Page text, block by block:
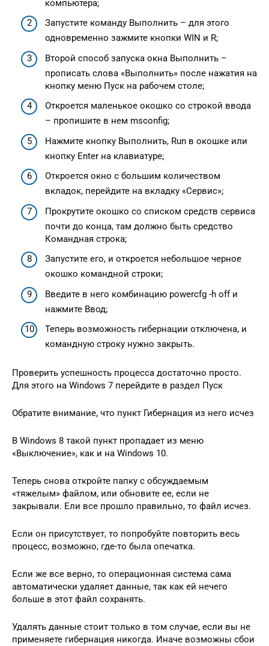
компьютера;
Запустите команду Выполнить – для этого
одновременно зажмите кнопки WIN и R;
Второй способ запуска окна Выполнить –
прописать слова «Выполнить» после нажатия на
кнопку меню Пуск на рабочем столе;
Откроется маленькое окошко со строкой ввода
– пропишите в нем msconfig;
Нажмите кнопку Выполнить, Run в окошке или
кнопку Enter на клавиатуре;
Откроется окно с большим количеством
вкладок, перейдите на вкладку «Сервис»;
Прокрутите окошко со списком средств сервиса
почти до конца, там должно быть средство
Командная строка;
Запустите его, и откроется небольшое черное
окошко командной строки;
Введите в него комбинацию powercfg -h off и
нажмите Ввод;
Теперь возможность гибернации отключена, и
командную строку нужно закрыть.
Проверить успешность процесса достаточно просто.
Для этого на Windows 7 перейдите в раздел Пуск
Обратите внимание, что пункт Гибернация из него исчез
В Windows 8 такой пункт пропадает из меню
«Выключение», как и на Windows 10.
Теперь снова откройте папку с обсуждаемым
«тяжелым» файлом, или обновите ее, если не
закрывали. Ели все прошло правильно, то файл исчез.
Если он присутствует, то попробуйте повторить весь
процесс, возможно, где-то была опечатка.
Если же все верно, то операционная система сама
автоматически удаляет данные, так как ей нечего
больше в этот файл сохранять.
Удалять данные стоит только в том случае, если вы не
применяете гибернация никогда. Иначе возможны сбои